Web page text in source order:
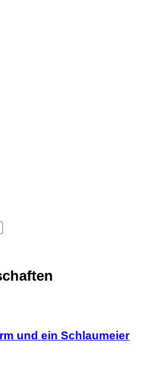
und ein Schlaumeier